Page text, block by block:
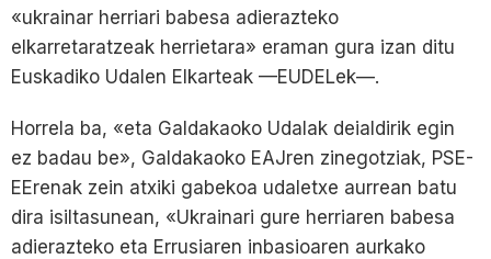
«ukrainar herriari babesa adierazteko
elkarretaratzeak herrietara» eraman gura izan ditu
Euskadiko Udalen Elkarteak —EUDELek—.
Horrela ba, «eta Galdakaoko Udalak deialdirik egin
ez badau be», Galdakaoko EAJren zinegotziak, PSE-
EErenak zein atxiki gabekoa udaletxe aurrean batu
dira isiltasunean, «Ukrainari gure herriaren babesa
adierazteko eta Errusiaren inbasioaren aurkako